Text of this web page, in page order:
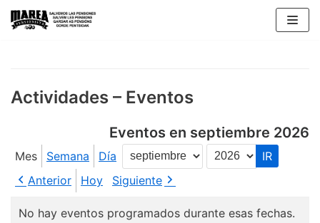
Saltar
Actividades – Eventos
Eventos en septiembre 2026
Mes Semana Día
Mes
Año
Anterior
Hoy Siguiente
No hay eventos programados durante esas fechas.